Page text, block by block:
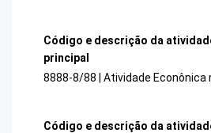
Código e descrição da
principal
8888-8/88 | Atividade Econônica
Código e descrição da